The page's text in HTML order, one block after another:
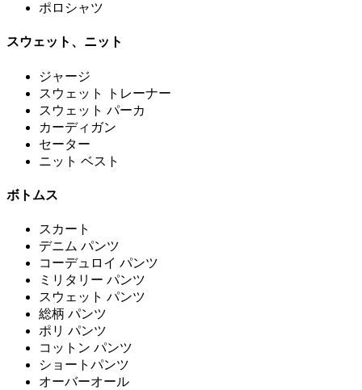
ポロシャツ
スウェット、ニット
ジャージ
スウェット トレーナー
スウェット パーカ
カーディガン
セーター
ニット ベスト
ボトムス
スカート
デニム パンツ
コーデュロイ パンツ
ミリタリー パンツ
スウェット パンツ
総柄 パンツ
ポリ パンツ
コットン パンツ
ショートパンツ
オーバーオール